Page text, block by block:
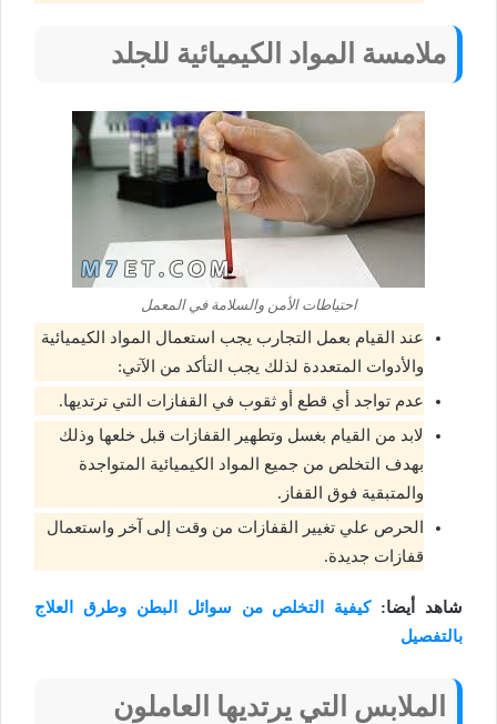
ملامسة المواد الكيميائية للجلد
احتياطات الأمن والسلامة في المعمل
عند القيام بعمل التجارب يجب استعمال المواد الكيميائية
والأدوات المتعددة لذلك يجب التأكد من الآتي:
عدم تواجد أي قطع أو ثقوب في القفازات التي ترتديها.
لابد من القيام بغسل وتطهير القفازات قبل خلعها وذلك
بهدف التخلص من جميع المواد الكيميائية المتواجدة
والمتبقية فوق القفاز.
الحرص علي تغيير القفازات من وقت إلى آخر واستعمال
قفازات جديدة.
شاهد أيضا:كيفية التخلص من سوائل البطن وطرق العلاج
بالتفصيل
الملابس التي يرتديها العاملون